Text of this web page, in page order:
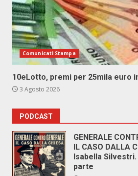
Comunicati Stampa
10eLotto, premi per 25mila euro
3 Agosto 2026
PODCAST
GENERALE
IL CASO DALLA
Isabella
parte